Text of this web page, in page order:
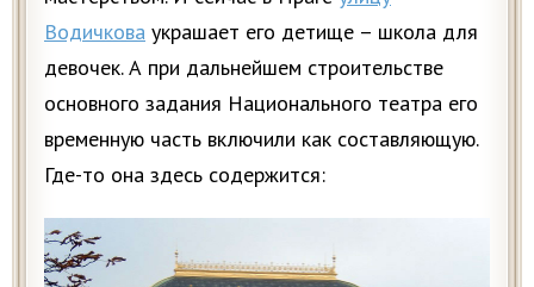
Водичкова украшает его детище – школа для
девочек. А при дальнейшем строительстве
основного задания Национального театра его
временную часть включили как составляющую.
Где-то она здесь содержится: